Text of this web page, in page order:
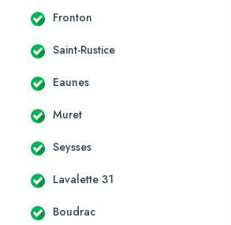
Fronton
Saint-Rustice
Eaunes
Muret
Seysses
Lavalette 31
Boudrac